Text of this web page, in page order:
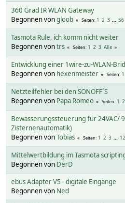
360 Grad IR WLAN Gateway
Begonnen vongloob Seiten 1 2 3 ... 56
Tasmota Rule, ich komm nicht weiter
Begonnen vontrs Seiten 1 2 3 Alle
Entwicklung einer 1wire-zu-WLAN-
Begonnen von hexenmeister Seiten 1
Netzteilfehler bei den SONOFF´S
Begonnen von Papa Romeo Seiten 1 2
Bewässerungssteuerung für 24VAC/
Zisternenautomatik)
Begonnen vonTobias Seiten 1 2 3 ... 12
Mittelwertbildung im Tasmota
Begonnen von DerD
ebus Adapter V5 - digitale Eingänge
Begonnen von Ned